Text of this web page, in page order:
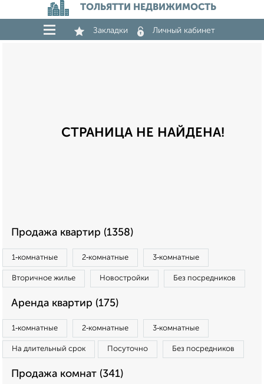
ТОЛЬЯТТИ НЕДВИЖИМОСТЬ
Закладки Личный кабинет
СТРАНИЦА НЕ НАЙДЕНА!
Продажа квартир (1358)
1‑комнатные 2‑комнатные 3‑комнатные
Вторичное жилье Новостройки Без посредников
Аренда квартир (175)
1‑комнатные 2‑комнатные 3‑комнатные
На длительный срок Посуточно Без посредников
Продажа комнат (341)